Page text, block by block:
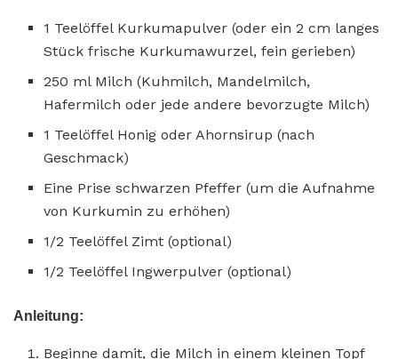
1 Teelöffel Kurkumapulver (oder ein 2 cm langes
Stück frische Kurkumawurzel, fein gerieben)
250 ml Milch (Kuhmilch, Mandelmilch,
Hafermilch oder jede andere bevorzugte Milch)
1 Teelöffel Honig oder Ahornsirup (nach
Geschmack)
Eine Prise schwarzen Pfeffer (um die Aufnahme
von Kurkumin zu erhöhen)
1/2 Teelöffel Zimt (optional)
1/2 Teelöffel Ingwerpulver (optional)
Anleitung:
Beginne damit, die Milch in einem kleinen Topf